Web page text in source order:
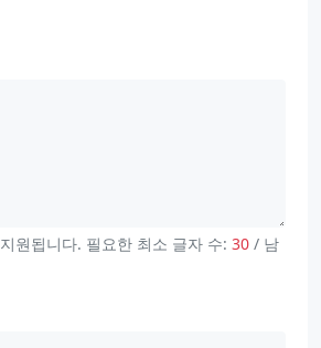
지원됩니다. 필요한 최소 글자 수:30 / 남